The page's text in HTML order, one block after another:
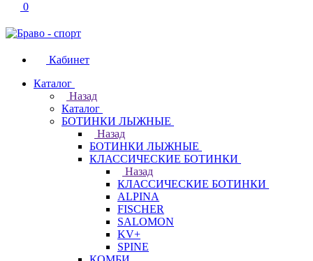
0
Кабинет
Каталог
Назад
Каталог
БОТИНКИ ЛЫЖНЫЕ
Назад
БОТИНКИ ЛЫЖНЫЕ
КЛАССИЧЕСКИЕ БОТИНКИ
Назад
КЛАССИЧЕСКИЕ БОТИНКИ
ALPINA
FISCHER
SALOMON
KV+
SPINE